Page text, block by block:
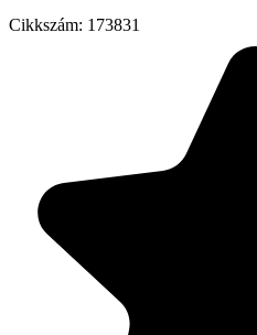
Cikkszám: 173831